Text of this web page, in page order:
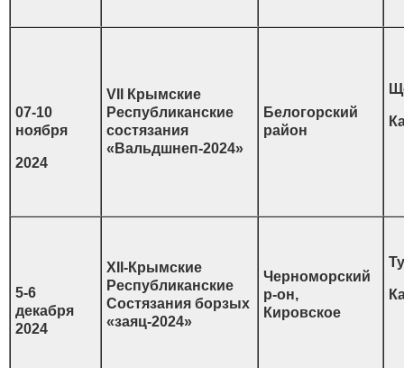
07-10
ноября
2024
VII Крымские
Республиканские
состязания
«Вальдшнеп-2024»
Белогорский
район
5-6
декабря
2024
ХII-Крымские
Республиканские
Состязания борзых
«заяц-2024»
Черноморский
р-он,
Кировское